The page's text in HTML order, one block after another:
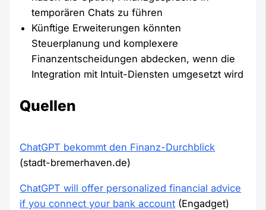
temporären Chats zu führen
Künftige Erweiterungen könnten
Steuerplanung und komplexere
Finanzentscheidungen abdecken, wenn die
Integration mit Intuit-Diensten umgesetzt wird
Quellen
ChatGPT bekommt den Finanz-Durchblick
(stadt-bremerhaven.de)
ChatGPT will offer personalized financial advice
if you connect your bank account (Engadget)